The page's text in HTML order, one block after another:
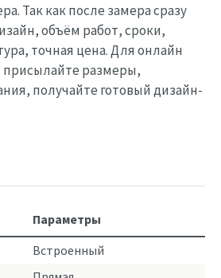
Так как после замера сразу
объём работ, сроки,
точная цена. Для онлайн
присылайте размеры,
получайте готовый дизайн-
Параметры
Встроенный